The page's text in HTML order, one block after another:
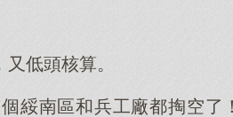
低頭核算。
綏南區和兵工廠都掏空了